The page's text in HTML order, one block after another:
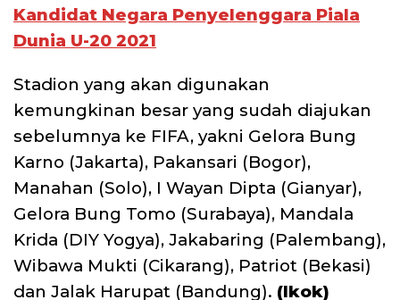
Kandidat Negara Penyelenggara Piala
Dunia U-20 2021
Stadion yang akan digunakan
kemungkinan besar yang sudah diajukan
sebelumnya ke FIFA, yakni Gelora Bung
Karno (Jakarta), Pakansari (Bogor),
Manahan (Solo), I Wayan Dipta (Gianyar),
Gelora Bung Tomo (Surabaya), Mandala
Krida (DIY Yogya), Jakabaring (Palembang),
Wibawa Mukti (Cikarang), Patriot (Bekasi)
dan Jalak Harupat (Bandung). (Ikok)